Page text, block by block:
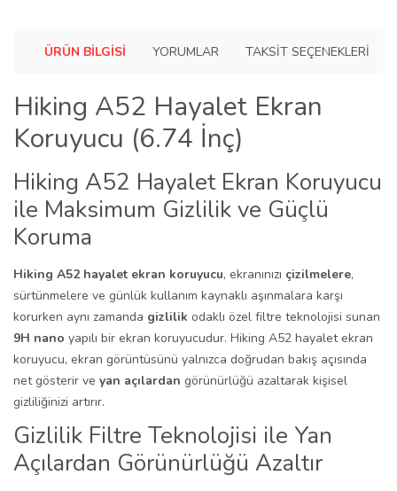
ÜRÜN BILGISI YORUMLAR TAKSIT SEÇENEKLERI
Hiking A52 Hayalet Ekran
Koruyucu (6.74 İnç)
Hiking A52 Hayalet Ekran Koruyucu
ile Maksimum Gizlilik ve Güçlü
Koruma
Hiking A52 hayalet ekran koruyucu, ekranınızı çizilmelere,
sürtünmelere ve günlük kullanım kaynaklı aşınmalara karşı
korurken aynı zamanda gizlilik odaklı özel filtre teknolojisi sunan
9H nano yapılı bir ekran koruyucudur. Hiking A52 hayalet ekran
koruyucu, ekran görüntüsünü yalnızca doğrudan bakış açısında
net gösterir ve yan açılardan görünürlüğü azaltarak kişisel
gizliliğinizi artırır.
Gizlilik Filtre Teknolojisi ile Yan
Açılardan Görünürlüğü Azaltır